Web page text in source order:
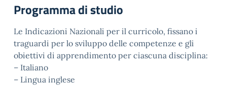
Programma di studio
Le Indicazioni Nazionali per il curricolo, fissano i
traguardi per lo sviluppo delle competenze e gli
obiettivi di apprendimento per ciascuna disciplina:
– Italiano
– Lingua inglese